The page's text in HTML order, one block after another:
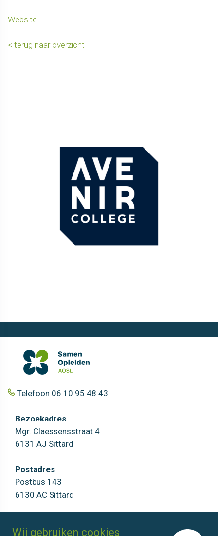
Wij gebruiken cookies
Website
< terug naar overzicht
Telefoon 06 10 95 48 43
Bezoekadres
Mgr. Claessensstraat 4
6131 AJ Sittard
Postadres
Postbus 143
6130 AC Sittard